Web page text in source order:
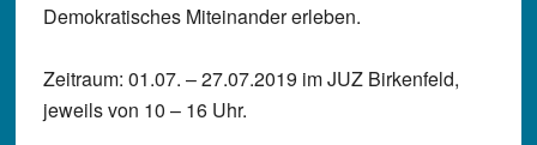
Demokratisches Miteinander erleben.
Zeitraum: 01.07. – 27.07.2019 im JUZ Birkenfeld,
jeweils von 10 – 16 Uhr.